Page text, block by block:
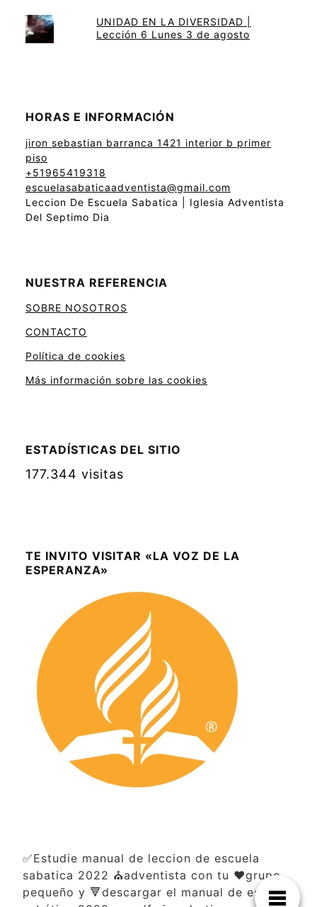
UNIDAD EN LA DIVERSIDAD |
Lección 6 Lunes 3 de agosto
HORAS E INFORMACIÓN
jiron sebastian barranca 1421 interior b primer
piso
+51965419318
escuelasabaticaadventista@gmail.com
Leccion De Escuela Sabatica | Iglesia Adventista
Del Septimo Dia
NUESTRA REFERENCIA
SOBRE NOSOTROS
CONTACTO
Política de cookies
Más información sobre las cookies
ESTADÍSTICAS DEL SITIO
177.344 visitas
TE INVITO VISITAR «LA VOZ DE LA
ESPERANZA»
✅Estudie manual de leccion de escuela
sabatica 2022 ⛪adventista con tu ❤️grupo
pequeño y 🔻descargar el manual de escuela